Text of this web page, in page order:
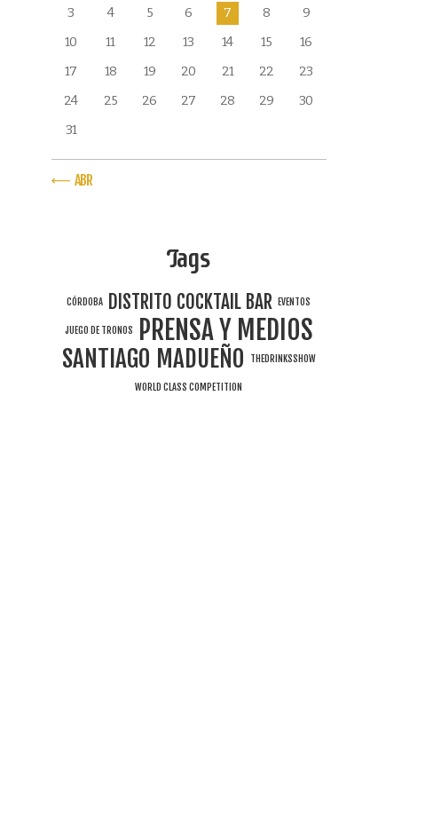
3
4 5 6 7 8
9
10
11 12 13 14 15
16
17
18 19 20 21 22
23
24
25 26 27 28 29
30
31
« ABR
Tags
CÓRDOBA DISTRITO COCKTAIL BAR EVENTOS
JUEGO DE TRONOS PRENSA Y MEDIOS
SANTIAGO MADUEÑO THEDRINKSSHOW
WORLD CLASS COMPETITION